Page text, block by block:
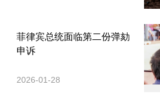
菲律宾总统面临第二份弹劾
申诉
2026-01-28